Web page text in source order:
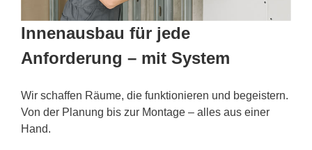
Innenausbau für jede
Anforderung – mit System
Wir schaffen Räume, die funktionieren und begeistern.
Von der Planung bis zur Montage – alles aus einer
Hand.